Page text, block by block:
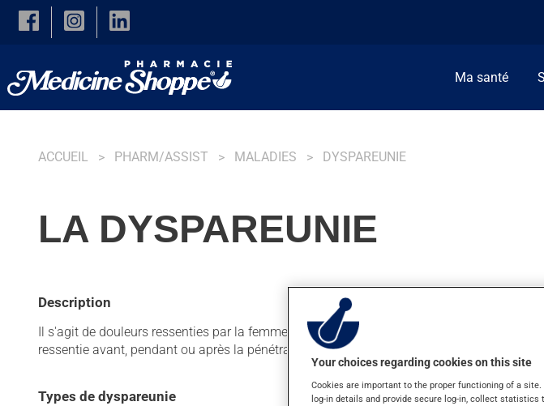
Skip to main content
Ma santé
ACCUEIL PHARM/ASSIST MALADIES DYSPAREUNIE
LA DYSPAREUNIE
Description
Il s'agit de douleurs ressenties par la femme durant une relation sexuelle, au moment de
ressentie avant, pendant ou après la pénétration. Selon certaines études, on estime
Types de dyspareunie
Your choices regarding cookies on this site
Cookies are important to the proper functioning of a
log-in details and provide secure log-in, collect